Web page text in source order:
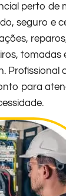
perto de
seguro e
tomadas
Profissional
para